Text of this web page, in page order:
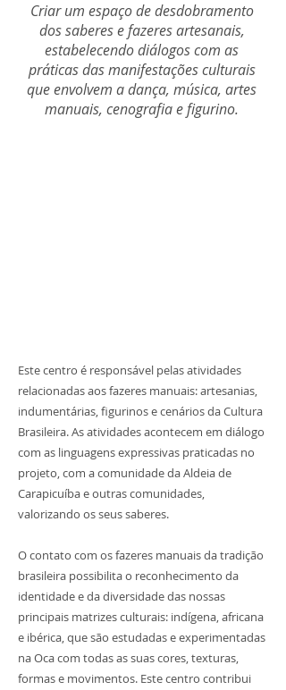
Criar um espaço de desdobramento
dos saberes e fazeres artesanais,
estabelecendo diálogos com as
práticas das manifestações culturais
que envolvem a dança, música, artes
manuais, cenografia e figurino.
Este centro é responsável pelas atividades
relacionadas aos fazeres manuais: artesanias,
indumentárias, figurinos e cenários da Cultura
Brasileira. As atividades acontecem em diálogo
com as linguagens expressivas praticadas no
projeto, com a comunidade da Aldeia de
Carapicuíba e outras comunidades,
valorizando os seus saberes.
O contato com os fazeres manuais da tradição
brasileira possibilita o reconhecimento da
identidade e da diversidade das nossas
principais matrizes culturais: indígena, africana
e ibérica, que são estudadas e experimentadas
na Oca com todas as suas cores, texturas,
formas e movimentos. Este centro contribui